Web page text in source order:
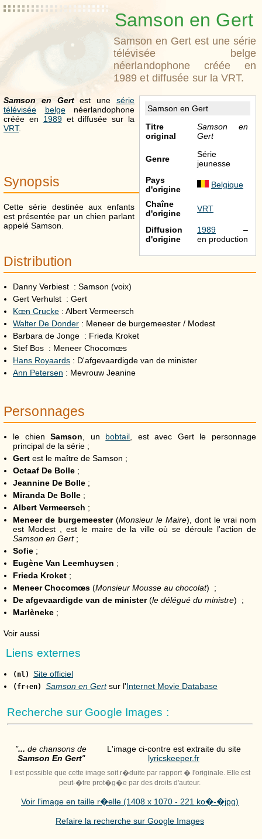
Samson en Gert
Samson en Gert est une série
télévisée belge
néerlandophone créée en
1989 et diffusée sur la VRT.
Samson en Gert
Titre
original
Samson en
Gert
Genre
Série
jeunesse
Pays
d'origine
Belgique
Chaîne
d'origine
VRT
Diffusion
d'origine
1989 –
en production
Samson en Gertest unesérie
télévisée
belgenéerlandophone
créée en 1989et diffusée sur la
VRT.
Synopsis
Cette série destinée aux enfants
est présentée par un chien parlant
appelé Samson.
Distribution
Danny Verbiest : Samson (voix)
Gert Verhulst : Gert
Kœn Crucke : Albert Vermeersch
Walter De Donder : Meneer de burgemeester / Modest
Barbara de Jonge : Frieda Kroket
Stef Bos : Meneer Chocomœs
Hans Royaards : D'afgevaardigde van de minister
Ann Petersen : Mevrouw Jeanine
Personnages
le chienSamson, un bobtail, est avec Gert le personnage
principal de la série ;
Gert est le maître de Samson ;
Octaaf De Bolle ;
Jeannine De Bolle ;
Miranda De Bolle ;
Albert Vermeersch ;
Meneer de burgemeester(Monsieur le Maire), dont le vrai nom
est Modest , est le maire de la ville où se déroule l'action de
Samson en Gert;
Sofie ;
Eugène Van Leemhuysen ;
Frieda Kroket ;
Meneer Chocomœs (Monsieur Mousse au chocolat) ;
De afgevaardigde van de minister(le délégué du ministre) ;
Marlèneke ;
Voir aussi
Liens externes
(nl) Site officiel
(fr+en) Samson en Gertsur l'Internet Movie Database
Recherche sur Google Images :
"... de chansons de
Samson En Gert"
L'image ci-contre est extraite du site
lyricskeeper.fr
Il est possible que cette image soit r�duite par rapport � l'originale. Elle est
peut-�tre prot�g�e par des droits d'auteur.
Voir l'image en taille r�elle (1408 x 1070 - 221 ko�-�jpg)
Refaire la recherche sur Google Images